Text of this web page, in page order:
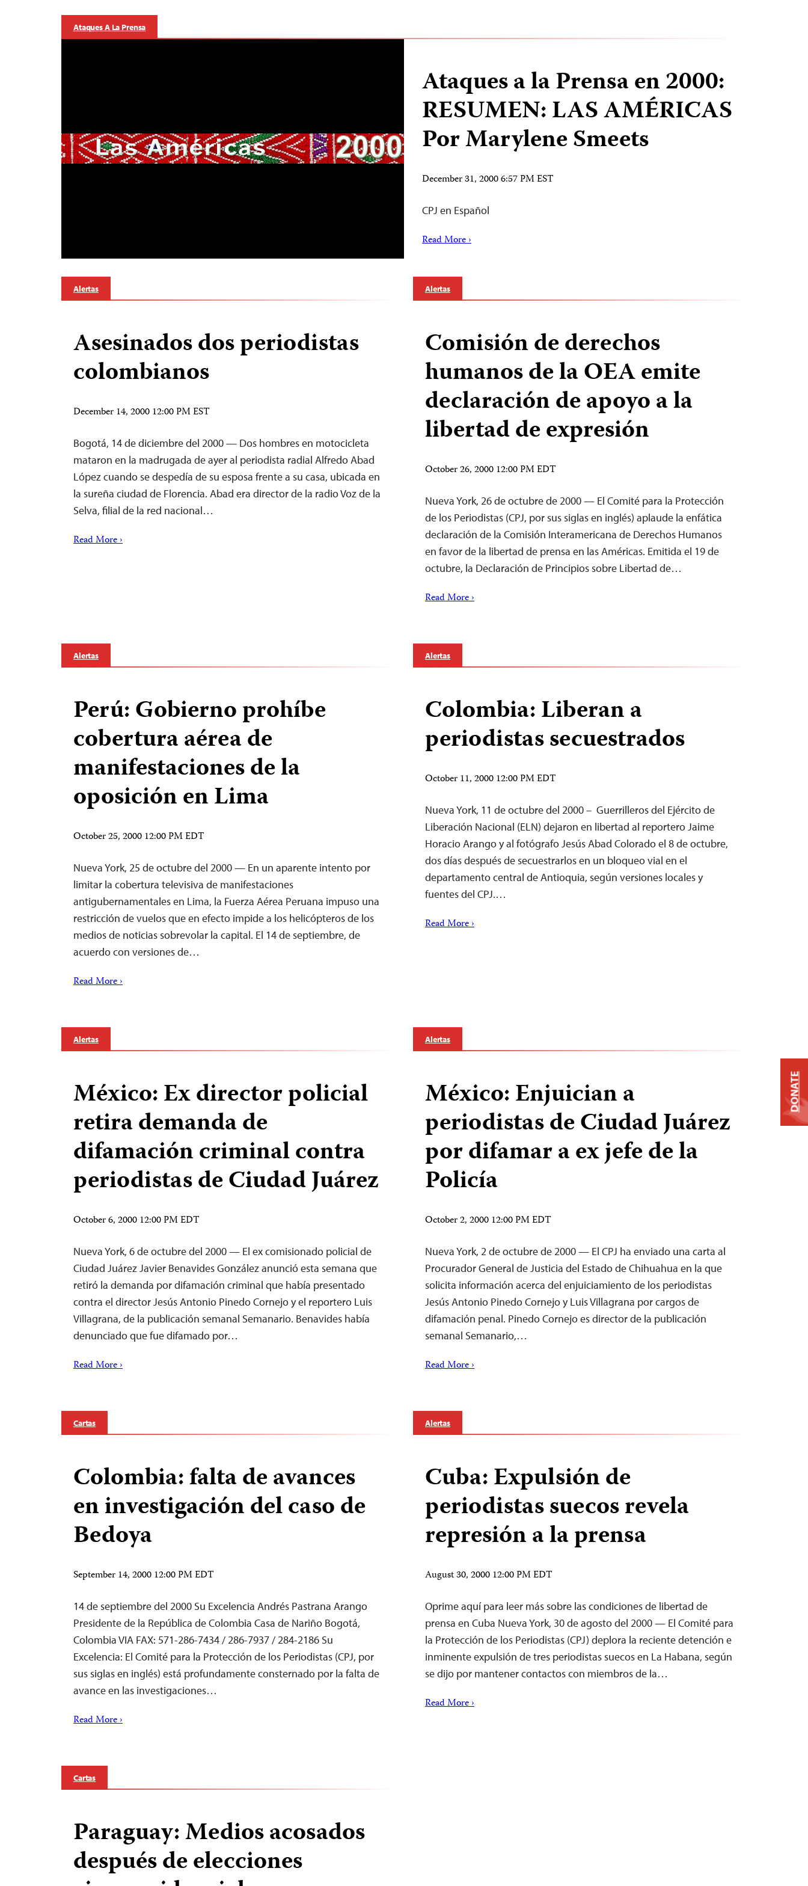
Ataques A La Prensa
Ataques a la Prensa en 2000:
RESUMEN: LAS AMÉRICAS
Por Marylene Smeets
December 31, 2000 6:57 PM EST
CPJ en Español
Read More ›
Alertas
Asesinados dos periodistas
colombianos
December 14, 2000 12:00 PM EST
Bogotá, 14 de diciembre del 2000 — Dos hombres en motocicleta
mataron en la madrugada de ayer al periodista radial Alfredo Abad
López cuando se despedía de su esposa frente a su casa, ubicada en
la sureña ciudad de Florencia. Abad era director de la radio Voz de la
Selva, filial de la red nacional…
Read More ›
Alertas
Comisión de derechos
humanos de la OEA emite
declaración de apoyo a la
libertad de expresión
October 26, 2000 12:00 PM EDT
Nueva York, 26 de octubre de 2000 — El Comité para la Protección
de los Periodistas (CPJ, por sus siglas en inglés) aplaude la enfática
declaración de la Comisión Interamericana de Derechos Humanos
en favor de la libertad de prensa en las Américas. Emitida el 19 de
octubre, la Declaración de Principios sobre Libertad de…
Read More ›
Alertas
Perú: Gobierno prohíbe
cobertura aérea de
manifestaciones de la
oposición en Lima
October 25, 2000 12:00 PM EDT
Nueva York, 25 de octubre del 2000 — En un aparente intento por
limitar la cobertura televisiva de manifestaciones
antigubernamentales en Lima, la Fuerza Aérea Peruana impuso una
restricción de vuelos que en efecto impide a los helicópteros de los
medios de noticias sobrevolar la capital. El 14 de septiembre, de
acuerdo con versiones de…
Read More ›
Alertas
Colombia: Liberan a
periodistas secuestrados
October 11, 2000 12:00 PM EDT
Nueva York, 11 de octubre del 2000 – Guerrilleros del Ejército de
Liberación Nacional (ELN) dejaron en libertad al reportero Jaime
Horacio Arango y al fotógrafo Jesús Abad Colorado el 8 de octubre,
dos días después de secuestrarlos en un bloqueo vial en el
departamento central de Antioquia, según versiones locales y
fuentes del CPJ.…
Read More ›
Alertas
México: Ex director policial
retira demanda de
difamación criminal contra
periodistas de Ciudad Juárez
October 6, 2000 12:00 PM EDT
Nueva York, 6 de octubre del 2000 — El ex comisionado policial de
Ciudad Juárez Javier Benavides González anunció esta semana que
retiró la demanda por difamación criminal que había presentado
contra el director Jesús Antonio Pinedo Cornejo y el reportero Luis
Villagrana, de la publicación semanal Semanario. Benavides había
denunciado que fue difamado por…
Read More ›
Alertas
México: Enjuician a
periodistas de Ciudad Juárez
por difamar a ex jefe de la
Policía
October 2, 2000 12:00 PM EDT
Nueva York, 2 de octubre de 2000 — El CPJ ha enviado una carta al
Procurador General de Justicia del Estado de Chihuahua en la que
solicita información acerca del enjuiciamiento de los periodistas
Jesús Antonio Pinedo Cornejo y Luis Villagrana por cargos de
difamación penal. Pinedo Cornejo es director de la publicación
semanal Semanario,…
Read More ›
Cartas
Colombia: falta de avances
en investigación del caso de
Bedoya
September 14, 2000 12:00 PM EDT
14 de septiembre del 2000 Su Excelencia Andrés Pastrana Arango
Presidente de la República de Colombia Casa de Nariño Bogotá,
Colombia VIA FAX: 571-286-7434 / 286-7937 / 284-2186 Su
Excelencia: El Comité para la Protección de los Periodistas (CPJ, por
sus siglas en inglés) está profundamente consternado por la falta de
avance en las investigaciones…
Read More ›
Alertas
Cuba: Expulsión de
periodistas suecos revela
represión a la prensa
August 30, 2000 12:00 PM EDT
Oprime aquí para leer más sobre las condiciones de libertad de
prensa en Cuba Nueva York, 30 de agosto del 2000 — El Comité para
la Protección de los Periodistas (CPJ) deplora la reciente detención e
inminente expulsión de tres periodistas suecos en La Habana, según
se dijo por mantener contactos con miembros de la…
Read More ›
Cartas
Paraguay: Medios acosados
después de elecciones
DONATE